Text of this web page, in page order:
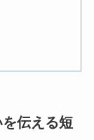
伝える短